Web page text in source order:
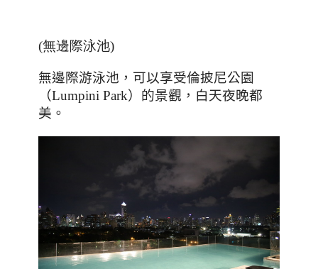
(無邊際泳池)
無邊際游泳池 ，可以享受倫披尼公園
（Lumpini Park）的景觀，白天夜晚都
美 。